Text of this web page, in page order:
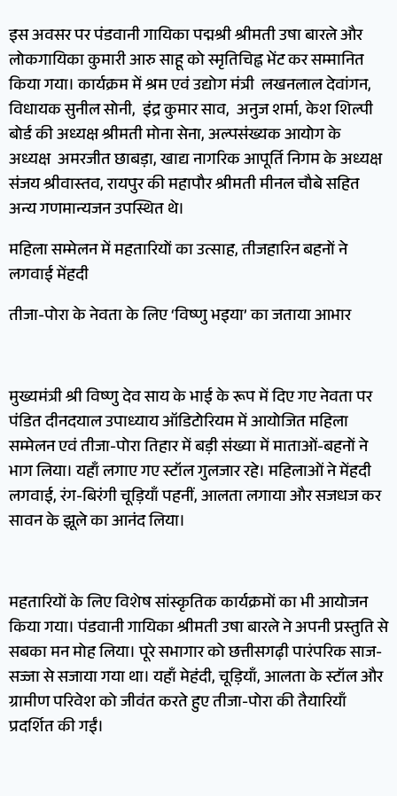
इस अवसर पर पंडवानी गायिका पद्मश्री श्रीमती उषा बारले और
लोकगायिका कुमारी आरु साहू को स्मृतिचिह्न भेंट कर सम्मानित
किया गया। कार्यक्रम में श्रम एवं उद्योग मंत्री लखनलाल देवांगन,
विधायक सुनील सोनी, इंद्र कुमार साव, अनुज शर्मा, केश शिल्पी
बोर्ड की अध्यक्ष श्रीमती मोना सेना, अल्पसंख्यक आयोग के
अध्यक्ष अमरजीत छाबड़ा, खाद्य नागरिक आपूर्ति निगम के अध्यक्ष
संजय श्रीवास्तव, रायपुर की महापौर श्रीमती मीनल चौबे सहित
अन्य गणमान्यजन उपस्थित थे।
महिला सम्मेलन में महतारियों का उत्साह, तीजहारिन बहनों ने
लगवाई मेंहदी
तीजा-पोरा के नेवता के लिए ‘विष्णु भइया’ का जताया आभार
मुख्यमंत्री श्री विष्णु देव साय के भाई के रूप में दिए गए नेवता पर
पंडित दीनदयाल उपाध्याय ऑडिटोरियम में आयोजित महिला
सम्मेलन एवं तीजा-पोरा तिहार में बड़ी संख्या में माताओं-बहनों ने
भाग लिया। यहाँ लगाए गए स्टॉल गुलजार रहे। महिलाओं ने मेंहदी
लगवाई, रंग-बिरंगी चूड़ियाँ पहनीं, आलता लगाया और सजधज कर
सावन के झूले का आनंद लिया।
महतारियों के लिए विशेष सांस्कृतिक कार्यक्रमों का भी आयोजन
किया गया। पंडवानी गायिका श्रीमती उषा बारले ने अपनी प्रस्तुति से
सबका मन मोह लिया। पूरे सभागार को छत्तीसगढ़ी पारंपरिक साज-
सज्जा से सजाया गया था। यहाँ मेहंदी, चूड़ियाँ, आलता के स्टॉल और
ग्रामीण परिवेश को जीवंत करते हुए तीजा-पोरा की तैयारियाँ
प्रदर्शित की गईं।